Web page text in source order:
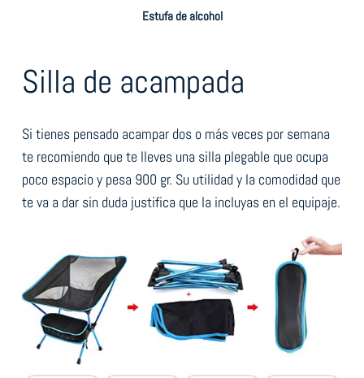
Estufa de alcohol
Silla de acampada
Si tienes pensado acampar dos o más veces por semana
te recomiendo que te lleves una silla plegable que ocupa
poco espacio y pesa 900 gr. Su utilidad y la comodidad que
te va a dar sin duda justifica que la incluyas en el equipaje.